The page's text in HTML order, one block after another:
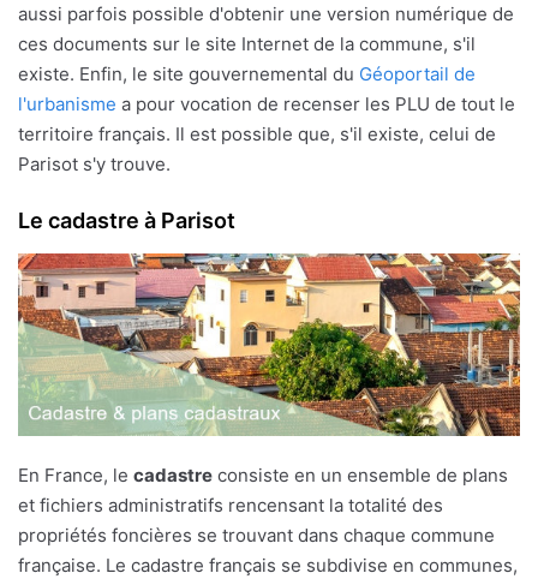
aussi parfois possible d'obtenir une version numérique de
ces documents sur le site Internet de la commune, s'il
existe. Enfin, le site gouvernemental du Géoportail de
l'urbanisme a pour vocation de recenser les PLU de tout le
territoire français. Il est possible que, s'il existe, celui de
Parisot s'y trouve.
Le cadastre à Parisot
En France, le cadastre consiste en un ensemble de plans
et fichiers administratifs rencensant la totalité des
propriétés foncières se trouvant dans chaque commune
française. Le cadastre français se subdivise en communes,